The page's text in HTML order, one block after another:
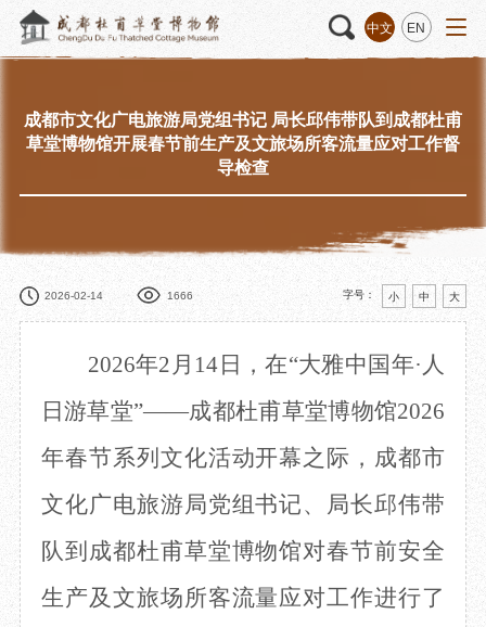
中文 EN
请
活动 “人日游草堂”系列文化活动
中国传统节庆活动
藏品 藏品概述
数字资源
捐赠名录
文创 杜甫草堂文创馆
数字文创
IP授权
草堂艺术中心
文创咨询
景点 正门
诗史堂
柴门
工部祠
少陵草堂碑亭
成都市文化广电旅游局党组书记 局长邱伟带队到成都杜甫
草堂博物馆开展春节前生产及文旅场所客流量应对工作督
导检查
2026-02-14 1666 字号： 小 中 大
2026年2月14日，在“大雅中国年·人
日游草堂”——成都杜甫草堂博物馆2026
年春节系列文化活动开幕之际，成都市
文化广电旅游局党组书记、局长邱伟带
队到成都杜甫草堂博物馆对春节前安全
生产及文旅场所客流量应对工作进行了